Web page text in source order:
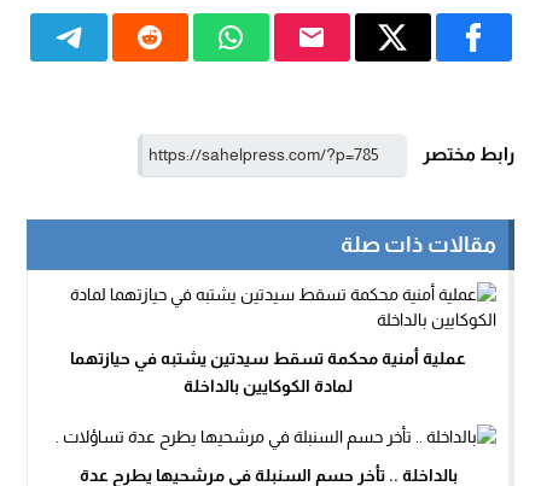
رابط مختصر
مقالات ذات صلة
عملية أمنية محكمة تسقط سيدتين يشتبه في حيازتهما
لمادة الكوكايين بالداخلة
بالداخلة .. تأخر حسم السنبلة في مرشحيها يطرح عدة